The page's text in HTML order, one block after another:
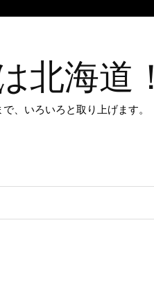
北海道！
、いろいろと取り上げます。